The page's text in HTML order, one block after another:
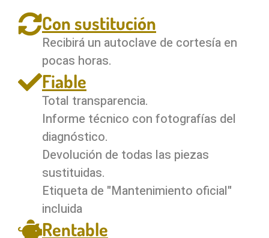
Con sustitución
Recibirá un autoclave de cortesía en
pocas horas.
Fiable
Total transparencia.
Informe técnico con fotografías del
diagnóstico.
Devolución de todas las piezas
sustituidas.
Etiqueta de "Mantenimiento oficial"
incluida
Rentable